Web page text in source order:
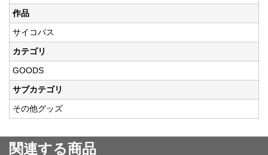
作品
サイコパス
カテゴリ
GOODS
サブカテゴリ
その他グッズ
関連する商品